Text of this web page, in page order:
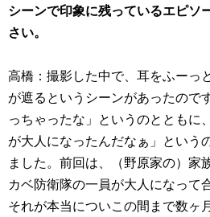
シーンで印象に残っているエピソ
さい。
高橋：撮影した中で、耳をふーっ
が遮るというシーンがあったので
っちゃったな」というのとともに
が大人になったんだなぁ」という
ました。前回は、（野原家の）家
カベ防衛隊の一員が大人になって
それが本当についこの間まで数ヶ